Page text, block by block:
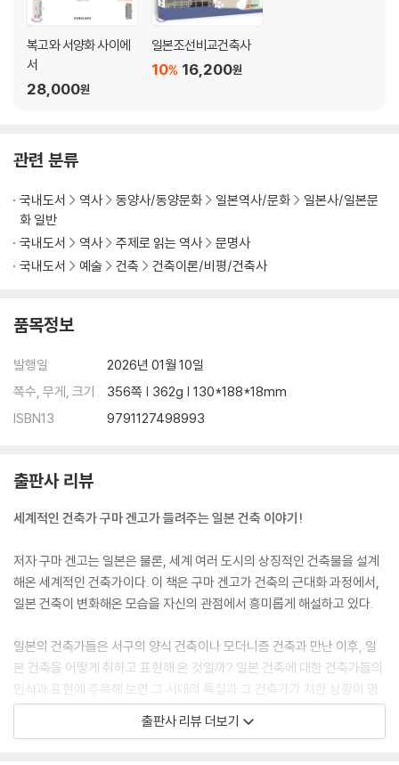
복고와 서양화 사이에
서
28,000원
일본조선비교건축사
16,200원
10%
관련 분류
국내도서 역사 동양사/동양문화 일본역사/문화
일본사/일본문
화 일반
국내도서
역사 주제로 읽는 역사
문명사
국내도서
예술 건축 건축이론/비평/건축사
품목정보
발행일
2026년 01월 10일
쪽수, 무게, 크기
356쪽 | 362g | 130*188*18mm
ISBN13
9791127498993
출판사 리뷰
세계적인 건축가 구마 겐고가 들려주는 일본 건축 이야기!
저자 구마 겐고는 일본은 물론, 세계 여러 도시의 상징적인 건축물을 설계
해온 세계적인 건축가이다. 이 책은 구마 겐고가 건축의 근대화 과정에서,
일본 건축이 변화해온 모습을 자신의 관점에서 흥미롭게 해설하고 있다.
일본의 건축가들은 서구의 양식 건축이나 모더니즘 건축과 만난 이후, 일
본 건축을 어떻게 취하고 표현해 온 것일까? 일본 건축에 대한 건축가들의
인식과 표현에 주목해 보면 그 시대의 특질과 그 건축가가 처한 상황이 명
확히 드러난다. 저자는 그들의 갈등과 방황, 그리고 도전을 해석하고, 나아
가 사회를 반영하는 거울로서 건축을 살펴본다. 시대와 입장에 따라 전혀
출판사 리뷰 더보기